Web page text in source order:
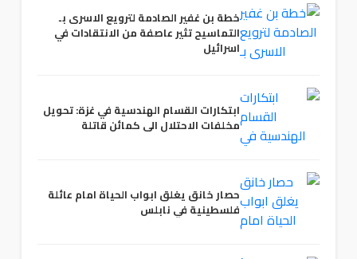
خطة بن غفير الصادمة لترويع الاسرى بـ
التماسيح تثير عاصفة من الانتقادات في
اسرائيل
ابتكارات القسام الهندسية في غزة: تحويل
مخلفات الاحتلال الى كمائن قاتلة
حصار خانق يغلق ابواب الحياة امام عائلة
فلسطينية في نابلس